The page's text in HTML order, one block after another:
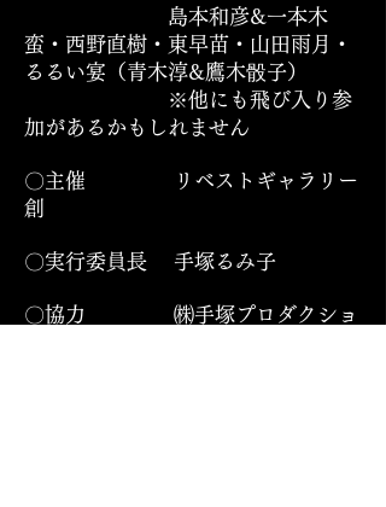
島本和彦&一本木
蛮・西野直樹・東早苗・山田雨月・
るるい宴（青木淳&鷹木骰子）
※他にも飛び入り参
加があるかもしれません
〇主催 リベストギャラリー
創
〇実行委員長 手塚るみ子
〇協力 ㈱手塚プロダクショ